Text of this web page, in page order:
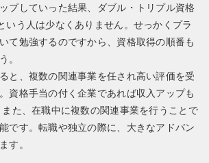
プしていった結果、ダブル・トリプル資格
う人は少なくありません。せっかくプラ
て勉強するのですから、資格取得の順番も
。
と、複数の関連事業を任され高い評価を受
資格手当の付く企業であれば収入アップも
た、在職中に複数の関連事業を行うことで
です。転職や独立の際に、大きなアドバン
す。